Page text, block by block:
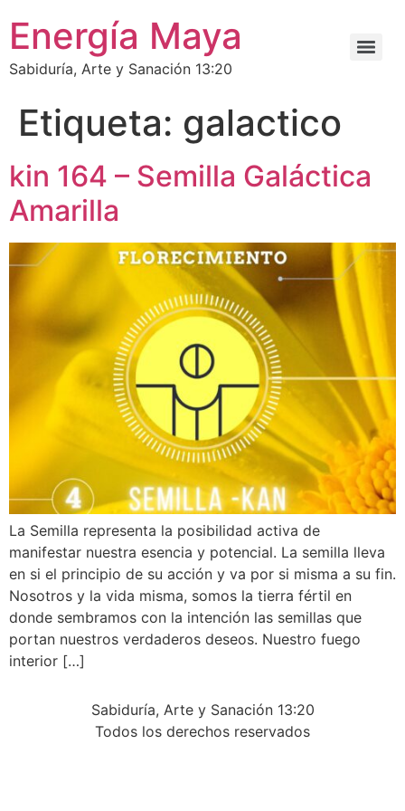
Energía Maya
Sabiduría, Arte y Sanación 13:20
Etiqueta: galactico
kin 164 – Semilla Galáctica
Amarilla
La Semilla representa la posibilidad activa de
manifestar nuestra esencia y potencial. La semilla lleva
en si el principio de su acción y va por si misma a su fin.
Nosotros y la vida misma, somos la tierra fértil en
donde sembramos con la intención las semillas que
portan nuestros verdaderos deseos. Nuestro fuego
interior […]
Sabiduría, Arte y Sanación 13:20
Todos los derechos reservados